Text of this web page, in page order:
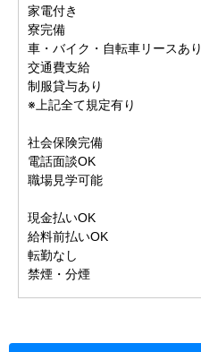
家電付き
寮完備
車・バイク・自転車リースあり
交通費支給
制服貸与あり
※上記全て規定有り
社会保険完備
電話面談OK
職場見学可能
現金払いOK
給料前払いOK
転勤なし
禁煙・分煙